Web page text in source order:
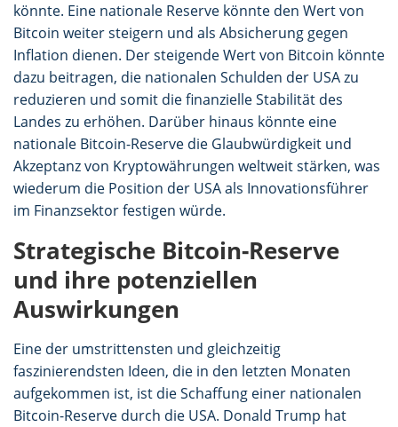
könnte. Eine nationale Reserve könnte den Wert von
Bitcoin weiter steigern und als Absicherung gegen
Inflation dienen. Der steigende Wert von Bitcoin könnte
dazu beitragen, die nationalen Schulden der USA zu
reduzieren und somit die finanzielle Stabilität des
Landes zu erhöhen. Darüber hinaus könnte eine
nationale Bitcoin-Reserve die Glaubwürdigkeit und
Akzeptanz von Kryptowährungen weltweit stärken, was
wiederum die Position der USA als Innovationsführer
im Finanzsektor festigen würde.
Strategische Bitcoin-Reserve
und ihre potenziellen
Auswirkungen
Eine der umstrittensten und gleichzeitig
faszinierendsten Ideen, die in den letzten Monaten
aufgekommen ist, ist die Schaffung einer nationalen
Bitcoin-Reserve durch die USA. Donald Trump hat